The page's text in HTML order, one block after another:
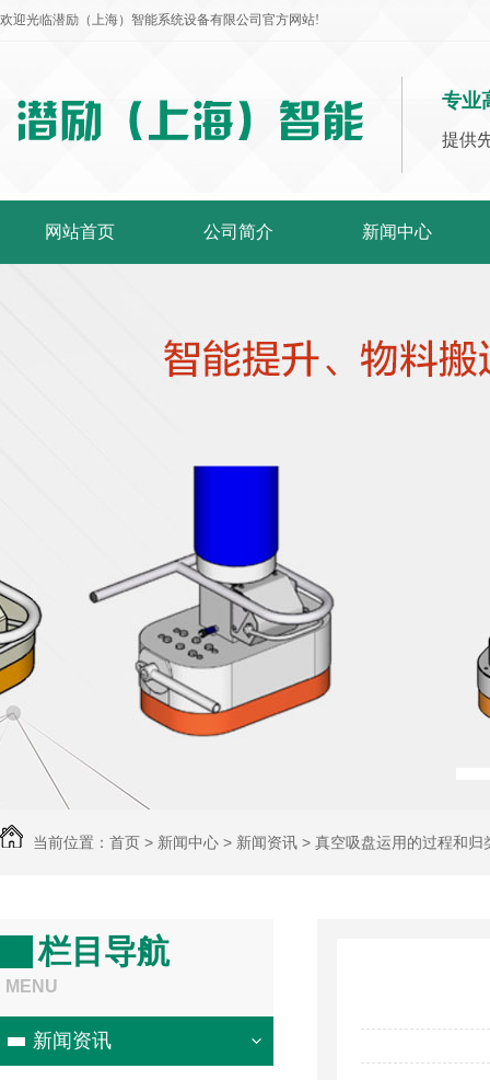
欢迎光临潜励（上海）智能系统设备有限公司官方网站!
专业
提供
网站首页 公司简介 新闻中心
当前位置：首页 > 新闻中心 > 新闻资讯 > 真空吸盘运用的过程和归
栏目导航
MENU
新闻资讯